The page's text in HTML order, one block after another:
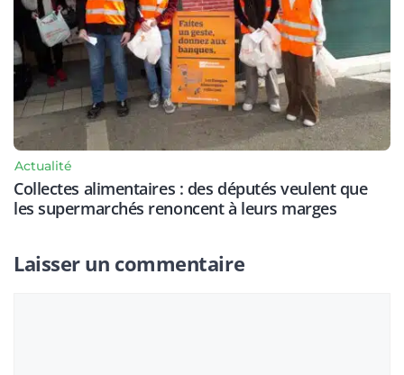
Actualité
Collectes alimentaires : des députés veulent que
les supermarchés renoncent à leurs marges
Laisser un commentaire